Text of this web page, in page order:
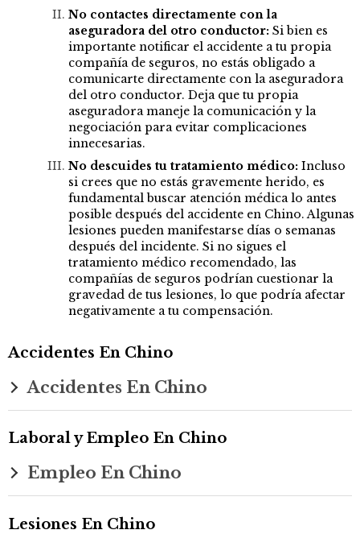
No contactes directamente con la
aseguradora del otro conductor: Si bien es
importante notificar el accidente a tu propia
compañía de seguros, no estás obligado a
comunicarte directamente con la aseguradora
del otro conductor. Deja que tu propia
aseguradora maneje la comunicación y la
negociación para evitar complicaciones
innecesarias.
No descuides tu tratamiento médico: Incluso
si crees que no estás gravemente herido, es
fundamental buscar atención médica lo antes
posible después del accidente en Chino. Algunas
lesiones pueden manifestarse días o semanas
después del incidente. Si no sigues el
tratamiento médico recomendado, las
compañías de seguros podrían cuestionar la
gravedad de tus lesiones, lo que podría afectar
negativamente a tu compensación.
Accidentes En Chino
Accidentes En Chino
Laboral y Empleo En Chino
Empleo En Chino
Lesiones En Chino